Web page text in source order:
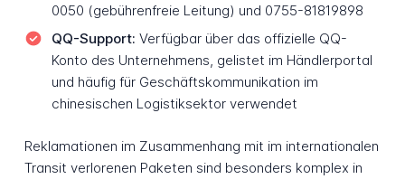
0050 (gebührenfreie Leitung) und 0755-81819898
QQ-Support: Verfügbar über das offizielle QQ-
Konto des Unternehmens, gelistet im Händlerportal
und häufig für Geschäftskommunikation im
chinesischen Logistiksektor verwendet
Reklamationen im Zusammenhang mit im internationalen
Transit verlorenen Paketen sind besonders komplex in